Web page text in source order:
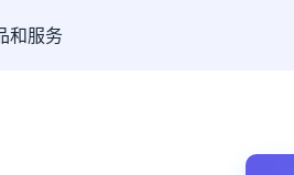
和服务